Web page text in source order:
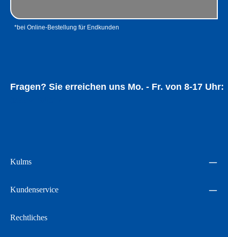
Fragen? Sie erreichen uns Mo. - Fr. von 8-17 Uhr:
*bei Online-Bestellung für Endkunden
Kulms
Kundenservice
Rechtliches